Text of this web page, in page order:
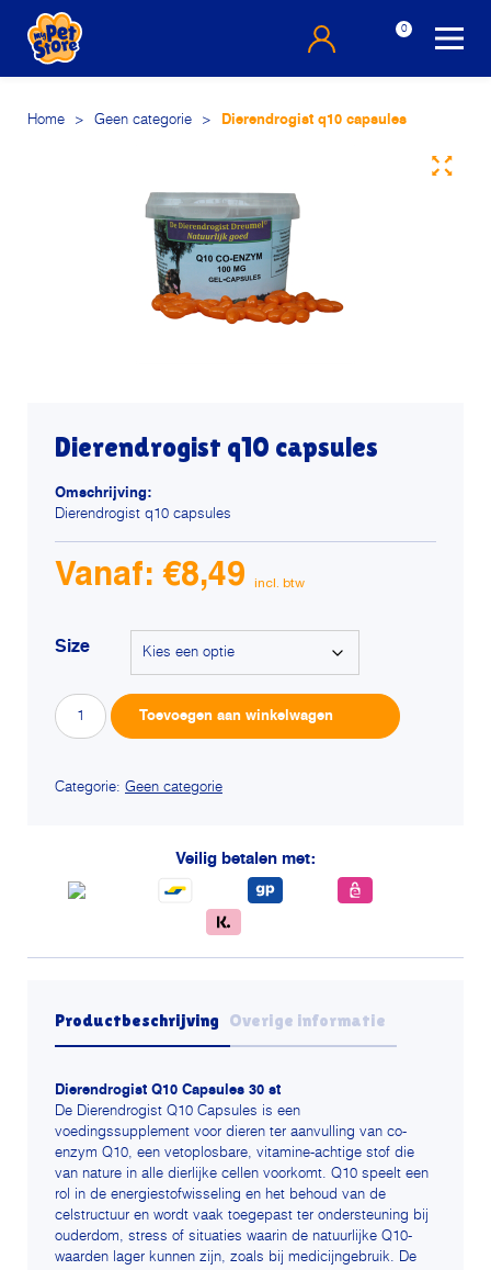
0
Home > Geen categorie > Dierendrogist q10 capsules
Dierendrogist q10 capsules
Omschrijving:
Dierendrogist q10 capsules
Vanaf: €8,49
Size
Dierendrogist
q10
Toevoegen aan winkelwagen
Categorie: Geen categorie
Veilig betalen met:
Productbeschrijving Overige informatie
Dierendrogist Q10 Capsules 30 st
De Dierendrogist Q10 Capsules is een
voedingssupplement voor dieren ter aanvulling van co-
enzym Q10, een vetoplosbare, vitamine-achtige stof die
van nature in alle dierlijke cellen voorkomt. Q10 speelt een
rol in de energiestofwisseling en het behoud van de
celstructuur en wordt vaak toegepast ter ondersteuning bij
ouderdom, stress of situaties waarin de natuurlijke Q10-
waarden lager kunnen zijn, zoals bij medicijngebruik. De